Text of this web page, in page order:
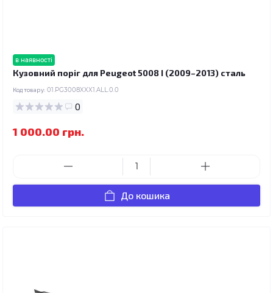
в наявності
Кузовний поріг для Peugeot 5008 I (2009–2013) сталь
Код товару: 01.PG3008XXX1.ALL.0.0
0
1 000.00 грн.
До кошика